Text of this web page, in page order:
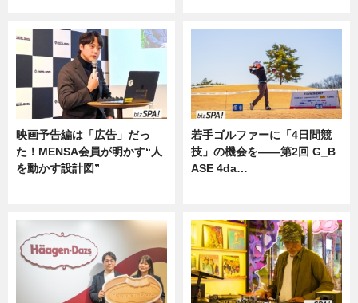
映画予告編は「広告」だっ
た！MENSA会員が明かす“人
を動かす設計図”
若手ゴルファーに「4日間競
技」の機会を——第2回 G_B
ASE 4da…